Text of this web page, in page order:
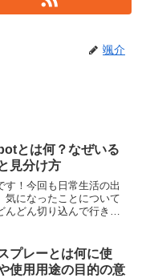
颯介
とは何？なぜいる
見分け方
す！今回も日常生活の出
気になったことについて
どん切り込んで行きた
ゲーム『荒野行動』で
bot』につ...
プレーとは何に使
使用用途の目的の意